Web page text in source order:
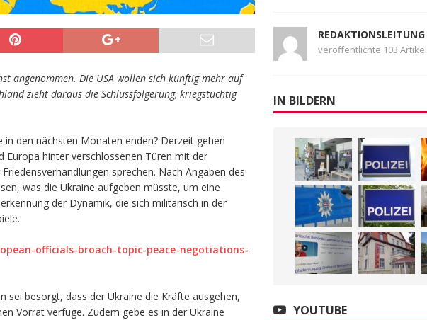
angenommen. Die USA wollen sich künftig mehr auf
zieht daraus die Schlussfolgerung, kriegstüchtig
in den nächsten Monaten enden? Derzeit gehen
Europa hinter verschlossenen Türen mit der
sprechen. Nach Angaben des
was die Ukraine aufgeben müsste, um eine
der Dynamik, die sich militärisch in der
officials-broach-topic-peace-negotiations-
sei besorgt, dass der Ukraine die Kräfte ausgehen,
Vorrat verfüge. Zudem gebe es in der Ukraine
REDAKTIONSLEITUNG
veröffentlichte 103 Artikel
IN BILDERN
YOUTUBE